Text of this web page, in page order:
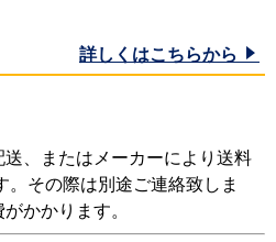
詳しくはこちらから
、またはメーカーにより送料
。その際は別途ご連絡致しま
かかります。